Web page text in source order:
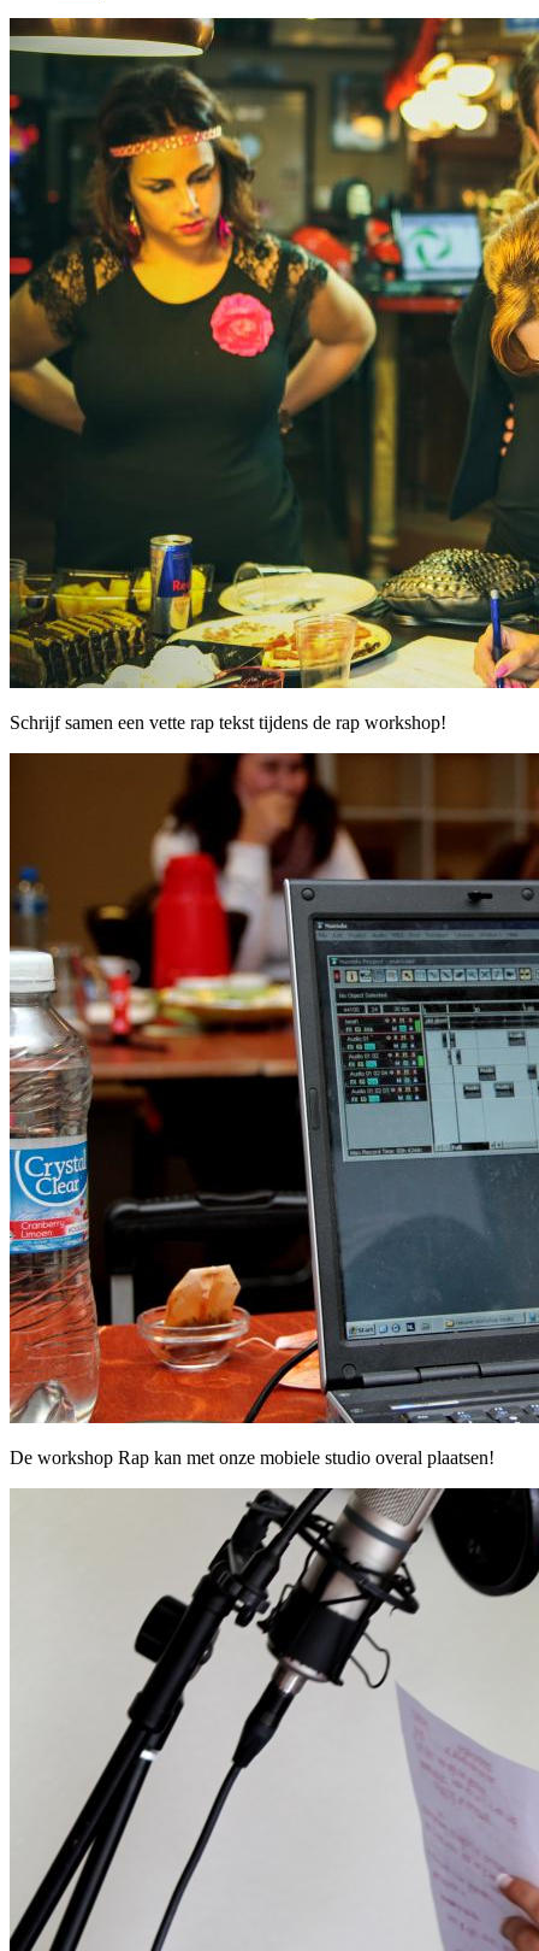
Schrijf samen een vette rap tekst tijdens de rap workshop!
De workshop Rap kan met onze mobiele studio overal plaatsen!